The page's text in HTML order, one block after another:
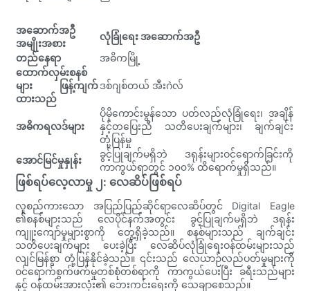
အဆောက်အဦ
အမျိုးအစား
လုံခြုံရေး အဆောက်အဦ
တည်နေရာ
အဓိကမြို့
ထောက်လှမ်းစနစ်
များ ဖြန့်ကျက်
ထားသည်
ဒစ်ဂျစ်တယ် အီးဂဲလ်
အဓိကရလဒ်များ
ပိုမိုကောင်းမွန်သော ပတ်လည်လုံခြုံရေး၊ အချိန်
နှင့်တပြေးညီ သတိပေးချက်များ၊ ချက်ချင်း
တုံ့ပြန်မှု
အောင်မြင်မှုနှုန်း
ခွင့်ပြုချက်မရှိဘဲ ဒရုန်းများဝင်ရောက်ခြင်းကို
ကာကွယ်ရာတွင် ၁၀၀% ထိရောက်မှုရှိသည်။
ဖြစ်ရပ်လေ့လာမှု ၂: လေဆိပ်ဖြစ်ရပ်
လူစည်ကားသော အပြည်ပြည်ဆိုင်ရာလေဆိပ်တွင် Digital Eagle
၏စနစ်များသည် လေပိုင်နက်အတွင်း ခွင့်ပြုချက်မရှိဘဲ ဒရုန်း
ကျူးကျော်မှုများစွာကို တွေ့ရှိခဲ့သည်။ စနစ်များသည် ချက်ချင်း
သတိပေးချက်များ ပေးခဲ့ပြီး လေဆိပ်လုံခြုံရေးဝန်ထမ်းများသည်
လျင်မြန်စွာ တုံ့ပြန်နိုင်ခဲ့သည်။ ၎င်းသည် လေယာဉ်လည်ပတ်မှုများကို
ဝင်ရောက်စွက်ဖက်မှုတစ်စုံတစ်ရာကို ကာကွယ်ပေးပြီး ခရီးသည်များ
နှင့် ဝန်ထမ်းအားလုံး၏ ဘေးကင်းရေးကို သေချာစေသည်။